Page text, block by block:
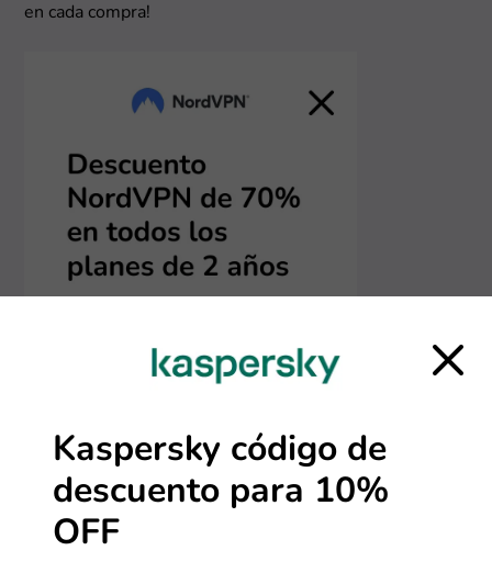
en cada compra!
Kaspersky código de
descuento para 10%
OFF